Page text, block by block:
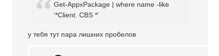
Get-AppxPackage | where name -like
‘*Client. CBS *’
у тебя тут пара лишних пробелов